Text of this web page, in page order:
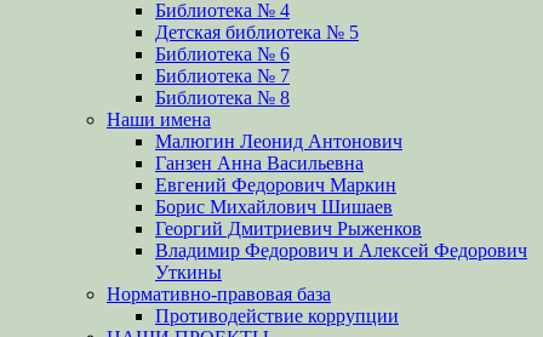
Библиотека № 4
Детская библиотека № 5
Библиотека № 6
Библиотека № 7
Библиотека № 8
Наши имена
Малюгин Леонид Антонович
Ганзен Анна Васильевна
Евгений Федорович Маркин
Борис Михайлович Шишаев
Георгий Дмитриевич Рыженков
Владимир Федорович и Алексей Федорович
Уткины
Нормативно-правовая база
Противодействие коррупции